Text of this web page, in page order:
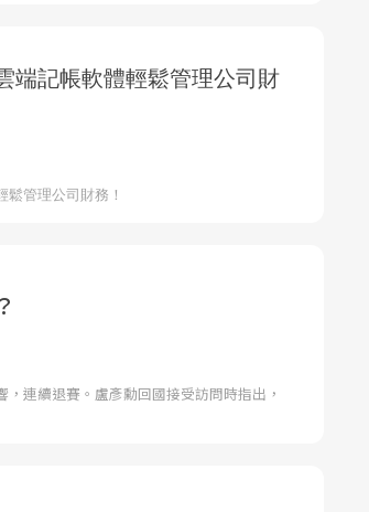
連續退賽。盧彥勳回國接受訪問時指出，